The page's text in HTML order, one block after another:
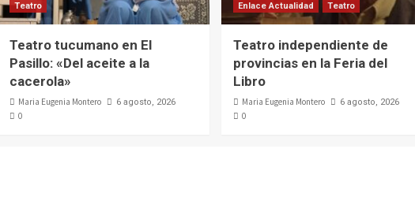
Teatro
Teatro tucumano en El
Pasillo: «Del aceite a la
cacerola»
Maria Eugenia Montero 6 agosto, 2026
0
Enlace Actualidad
Teatro
Teatro independiente de
provincias en la Feria del
Libro
Maria Eugenia Montero 6 agosto, 2026
0